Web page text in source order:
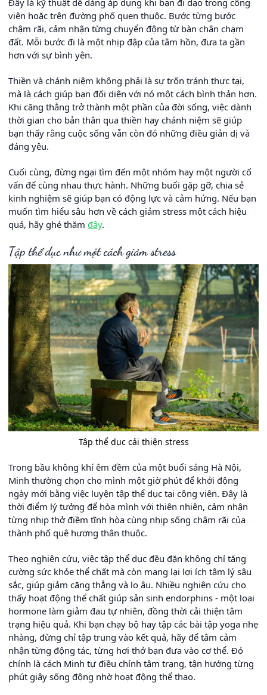
viên hoặc trên đường phố quen thuộc. Bước từng bước
chậm rãi, cảm nhận từng chuyển động từ bàn chân chạm
đất. Mỗi bước đi là một nhịp đập của tâm hồn, đưa ta gần
hơn với sự bình yên.
Thiền và chánh niệm không phải là sự trốn tránh thực tại,
mà là cách giúp bạn đối diện với nó một cách bình thản hơn.
Khi căng thẳng trở thành một phần của đời sống, việc dành
thời gian cho bản thân qua thiền hay chánh niệm sẽ giúp
bạn thấy rằng cuộc sống vẫn còn đó những điều giản dị và
đáng yêu.
Cuối cùng, đừng ngại tìm đến một nhóm hay một người cố
vấn để cùng nhau thực hành. Những buổi gặp gỡ, chia sẻ
kinh nghiệm sẽ giúp bạn có động lực và cảm hứng. Nếu bạn
muốn tìm hiểu sâu hơn về cách giảm stress một cách hiệu
quả, hãy ghé thăm đây.
Tập thể dục như một cách giảm stress
Tập thể dục cải thiện stress
Trong bầu không khí êm đềm của một buổi sáng Hà Nội,
Minh thường chọn cho mình một giờ phút để khởi động
ngày mới bằng việc luyện tập thể dục tại công viên. Đây là
thời điểm lý tưởng để hòa mình với thiên nhiên, cảm nhận
từng nhịp thở điềm tĩnh hòa cùng nhịp sống chậm rãi của
thành phố quê hương thân thuộc.
Theo nghiên cứu, việc tập thể dục đều đặn không chỉ tăng
cường sức khỏe thể chất mà còn mang lại lợi ích tâm lý sâu
sắc, giúp giảm căng thẳng và lo âu. Nhiều nghiên cứu cho
thấy hoạt động thể chất giúp sản sinh endorphins - một loại
hormone làm giảm đau tự nhiên, đồng thời cải thiện tâm
trạng hiệu quả. Khi bạn chạy bộ hay tập các bài tập yoga nhẹ
nhàng, đừng chỉ tập trung vào kết quả, hãy để tâm cảm
nhận từng động tác, từng hơi thở bạn đưa vào cơ thể. Đó
chính là cách Minh tự điều chỉnh tâm trạng, tận hưởng từng
phút giây sống động nhờ hoạt động thể thao.